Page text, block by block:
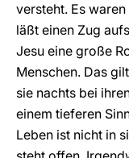
versteht. Es
läßt einen Zug
Jesu eine große
Menschen. Das
sie nachts bei
einem tieferen
Leben ist nicht in